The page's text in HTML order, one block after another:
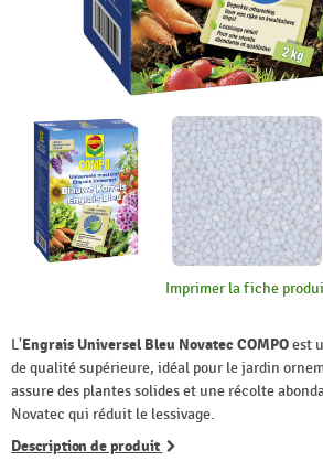
Imprimer la fiche
L'Engrais Universel Bleu Novatec COMPOest
de qualité supérieure, idéal pour le jardin
assure des plantes solides et une récolte
Novatec qui réduit le lessivage.
Description de produit